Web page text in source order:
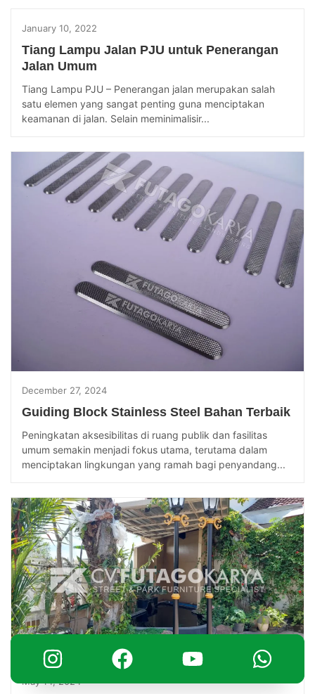
January 10, 2022
Tiang Lampu Jalan PJU untuk Penerangan
Jalan Umum
Tiang Lampu PJU – Penerangan jalan merupakan salah
satu elemen yang sangat penting guna menciptakan
keamanan di jalan. Selain meminimalisir...
December 27, 2024
Guiding Block Stainless Steel Bahan Terbaik
Peningkatan aksesibilitas di ruang publik dan fasilitas
umum semakin menjadi fokus utama, terutama dalam
menciptakan lingkungan yang ramah bagi penyandang...
May 14, 2024